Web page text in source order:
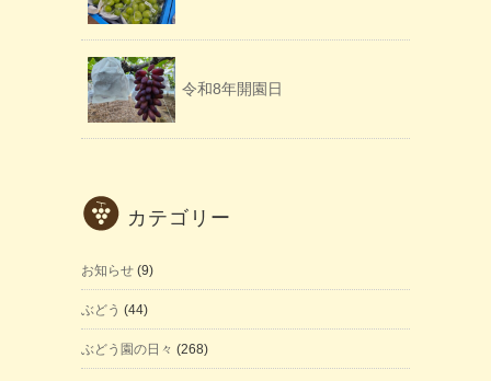
令和8年開園日
カテゴリー
お知らせ (9)
ぶどう (44)
ぶどう園の日々 (268)